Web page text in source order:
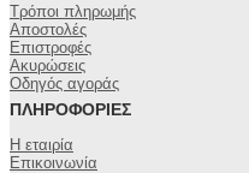
Τρόποι πληρωμής
Αποστολές
Επιστροφές
Ακυρώσεις
Οδηγός αγοράς
ΠΛΗΡΟΦΟΡΊΕΣ
Η εταιρία
Επικοινωνία